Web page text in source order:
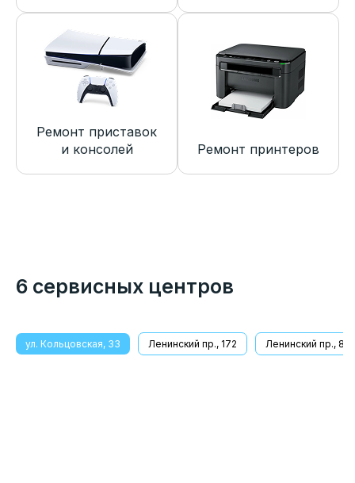
Ремонт приставок
и консолей
Ремонт принтеров
6 сервисных центров
ул. Кольцовская, 33 Ленинский пр., 172 Ленинский пр., 8/1